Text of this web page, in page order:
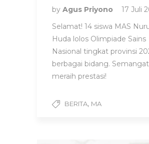
by Agus Priyono
17 Juli
Selamat! 14 siswa MAS
Huda lolos Olimpiade Sains
Nasional tingkat provinsi
berbagai bidang.
meraih prestasi!
BERITA, MA